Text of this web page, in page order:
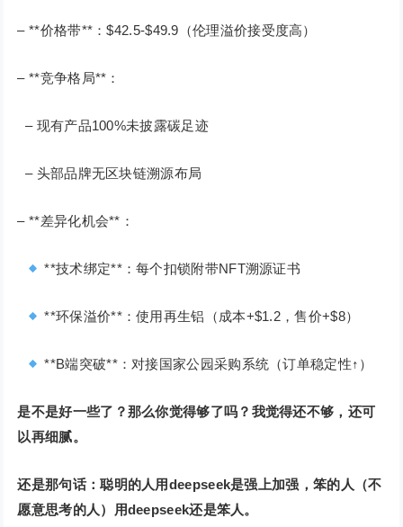
– **价格带**：$42.5-$49.9（伦理溢价接受度高）
– **竞争格局**：
– 现有产品100%未披露碳足迹
– 头部品牌无区块链溯源布局
– **差异化机会**：
**技术绑定**：每个扣锁附带NFT溯源证书
**环保溢价**：使用再生铝（成本+$1.2，售价+$8）
**B端突破**：对接国家公园采购系统（订单稳定性↑）
是不是好一些了？那么你觉得够了吗？我觉得还不够，还可
以再细腻。
还是那句话：聪明的人用deepseek是强上加强，笨的人（不
愿意思考的人）用deepseek还是笨人。